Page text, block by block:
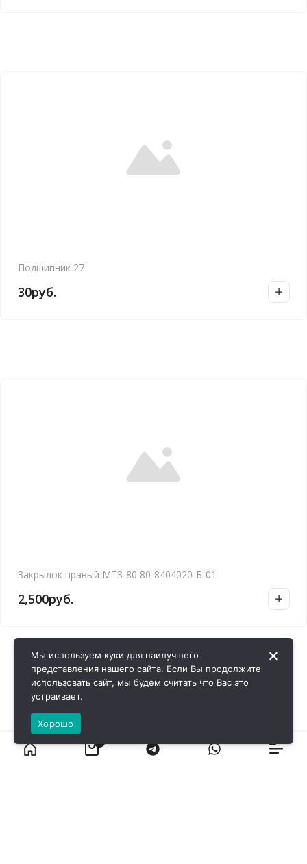
Подшипник 27
30руб.
Закрылок правый МТЗ-80 80-8404020-Б-01
2,500руб.
Мы используем куки для наилучшего
представления нашего сайта. Если Вы продолжите
использовать сайт, мы будем считать что Вас это
устраивает.
Хорошо